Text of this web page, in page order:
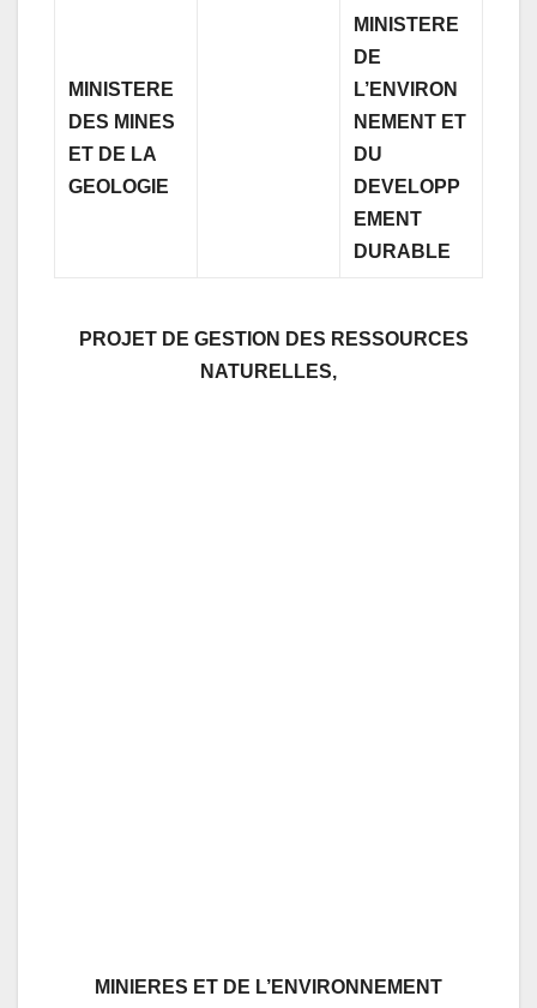
MINISTERE
DES MINES
ET DE LA
GEOLOGIE
MINISTERE
DE
L’ENVIRON
NEMENT ET
DU
DEVELOPP
EMENT
DURABLE
PROJET DE GESTION DES RESSOURCES
NATURELLES,
MINIERES ET DE L’ENVIRONNEMENT